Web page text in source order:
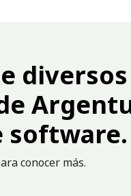
software.
conocer más.